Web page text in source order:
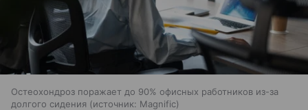
Остеохондроз поражает до 90% офисных работников из-за
долгого сидения
источник: Magnific